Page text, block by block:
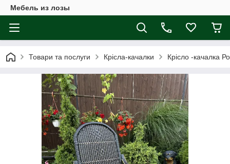
Мебель из лозы
Товари та послуги Крісла-качалки Крісло -качалка